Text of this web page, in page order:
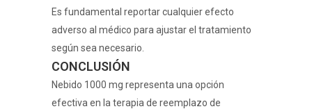
Es fundamental reportar cualquier efecto
adverso al médico para ajustar el tratamiento
según sea necesario.
CONCLUSIÓN
Nebido 1000 mg representa una opción
efectiva en la terapia de reemplazo de